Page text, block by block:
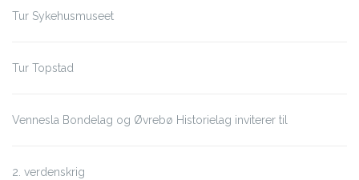
Tur Sykehusmuseet
Tur Topstad
Vennesla Bondelag og Øvrebø Historielag inviterer til
2. verdenskrig